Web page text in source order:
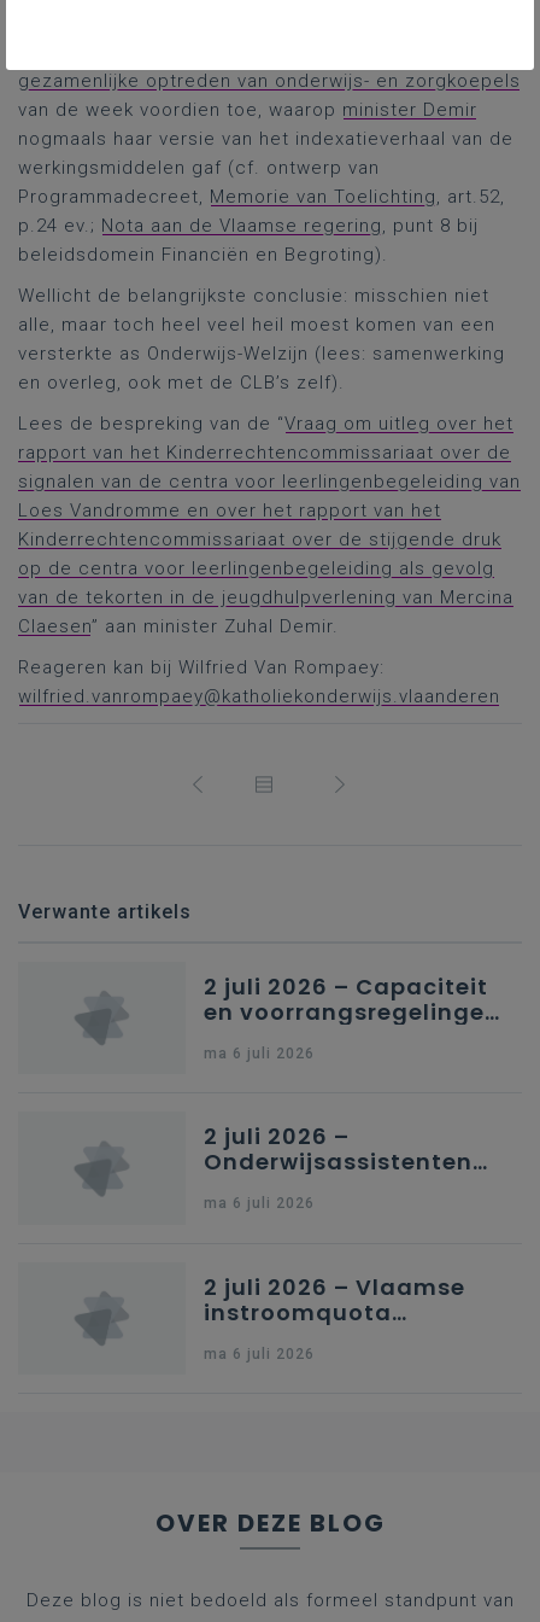
gezamenlijke optreden van onderwijs- en zorgkoepels
van de week voordien toe, waarop minister Demir
nogmaals haar versie van het indexatieverhaal van de
werkingsmiddelen gaf (cf. ontwerp van
Programmadecreet, Memorie van Toelichting, art.52,
p.24 ev.; Nota aan de Vlaamse regering, punt 8 bij
beleidsdomein Financiën en Begroting).
Wellicht de belangrijkste conclusie: misschien niet
alle, maar toch heel veel heil moest komen van een
versterkte as Onderwijs-Welzijn (lees: samenwerking
en overleg, ook met de CLB’s zelf).
Lees de bespreking van de “Vraag om uitleg over het
rapport van het Kinderrechtencommissariaat over de
signalen van de centra voor leerlingenbegeleiding van
Loes Vandromme en over het rapport van het
Kinderrechtencommissariaat over de stijgende druk
op de centra voor leerlingenbegeleiding als gevolg
van de tekorten in de jeugdhulpverlening van Mercina
Claesen” aan minister Zuhal Demir.
Reageren kan bij Wilfried Van Rompaey:
wilfried.vanrompaey@katholiekonderwijs.vlaanderen
Verwante artikels
2 juli 2026 – Capaciteit
en voorrangsregelingen
secundair onderwijs in
ma 6 juli 2026
2 juli 2026 –
Onderwijsassistenten
kleuteronderwijs
ma 6 juli 2026
2 juli 2026 – Vlaamse
instroomquota
federale RIZIV-
ma 6 juli 2026
OVER DEZE BLOG
Deze blog is niet bedoeld als formeel standpunt van